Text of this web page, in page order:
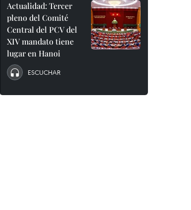
Actualidad: Tercer
pleno del Comité
Central del PCV del
XIV mandato tiene
lugar en Hanoi
ESCUCHAR